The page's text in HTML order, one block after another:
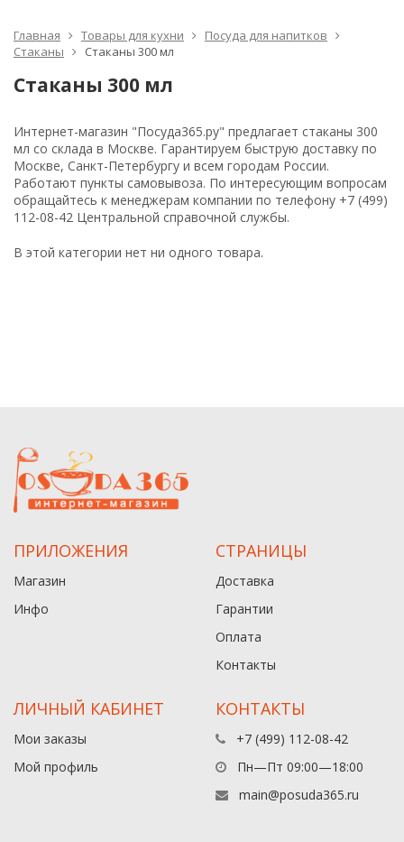
Главная Товары для кухни
Посуда для напитков
Стаканы
Стаканы 300 мл
Стаканы 300 мл
Интернет-магазин "Посуда365.ру" предлагает стаканы 300
мл со склада в Москве. Гарантируем быструю доставку по
Москве, Санкт-Петербургу и всем городам России.
Работают пункты самовывоза. По интересующим вопросам
обращайтесь к менеджерам компании по телефону +7 (499)
112-08-42 Центральной справочной службы.
В этой категории нет ни одного товара.
ПРИЛОЖЕНИЯ
Магазин
Инфо
СТРАНИЦЫ
Доставка
Гарантии
Оплата
Контакты
ЛИЧНЫЙ КАБИНЕТ
Мои заказы
Мой профиль
КОНТАКТЫ
+7 (499) 112-08-42
Пн—Пт 09:00—18:00
main@posuda365.ru